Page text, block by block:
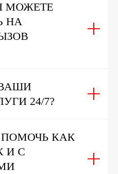
МОЖЕТЕ
НА
24/7?
КАК
И С